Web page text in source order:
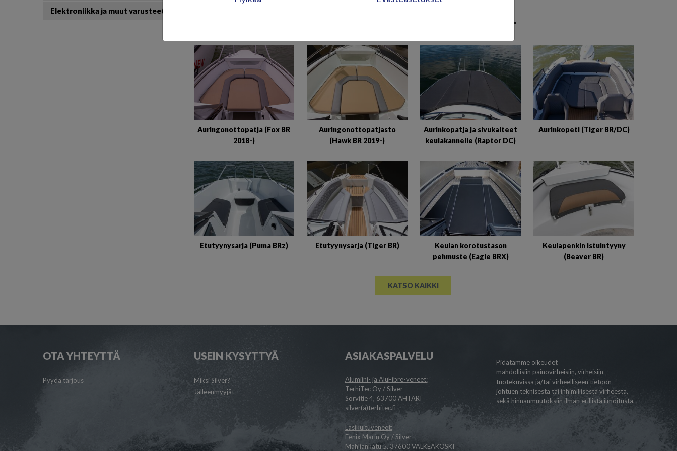
ISTUINTYYNYT JA PEHMUSTEET
Auringonottopatja (Fox BR
2018-)
Auringonottopatjasto
(Hawk BR 2019-)
Aurinkopatja ja sivukaiteet
keulakannelle (Raptor DC)
Aurinkopeti (Tiger BR/DC)
Etutyynysarja (Puma BRz) Etutyynysarja (Tiger BR)
Keulan korotustason
pehmuste (Eagle BRX)
Keulapenkin istuintyyny
(Beaver BR)
KATSO KAIKKI
Elektroniikka ja muut varusteet
OTA YHTEYTTÄ
Pyydä tarjous
USEIN KYSYTTYÄ
Miksi Silver?
Jälleenmyyjät
ASIAKASPALVELU
Alumiini- ja AluFibre-veneet:
TerhiTec Oy / Silver
Sorvitie 4, 63700 ÄHTÄRI
silver(a)terhitec.fi
Lasikuituveneet:
Fenix Marin Oy / Silver
Mahliankatu 5, 37600 VALKEAKOSKI
Pidätämme oikeudet
mahdollisiin painovirheisiin, virheisiin
tuotekuvissa ja/tai virheelliseen tietoon
johtuen teknisestä tai inhimillisestä virheestä,
sekä hinnanmuutoksiin ilman erillistä ilmoitusta.